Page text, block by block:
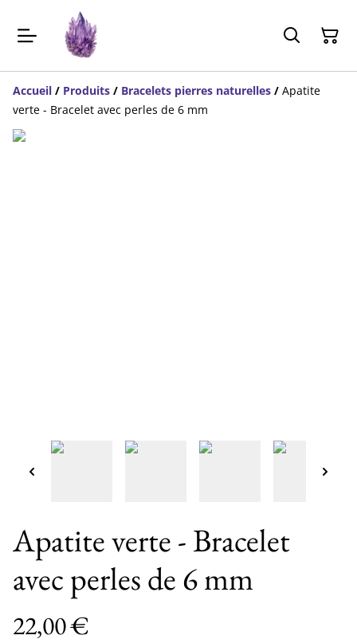
Accueil / Produits / Bracelets pierres naturelles / Apatite
verte - Bracelet avec perles de 6 mm
Apatite verte - Bracelet
avec perles de 6 mm
22,00 €